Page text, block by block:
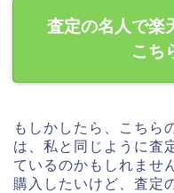
査定の名人で楽
こち
もしかしたら、こちら
は、私と同じように査
ているのかもしれませ
購入したいけど、査定